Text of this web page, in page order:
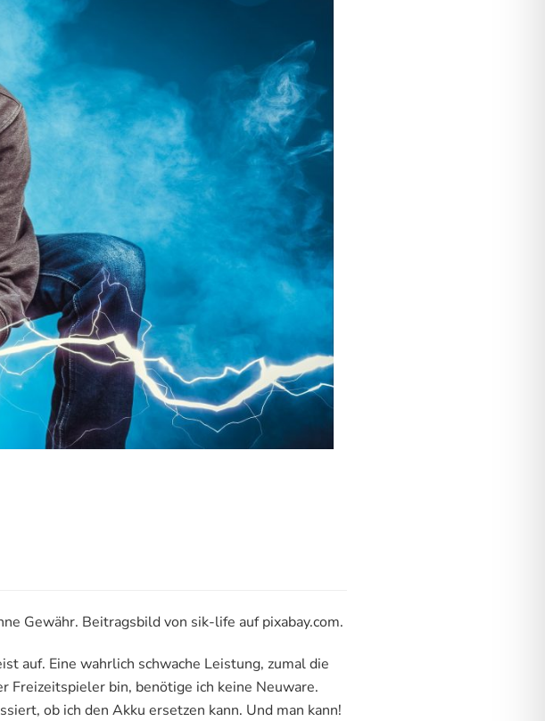
Gewähr. Beitragsbild von sik-life auf pixabay.com.
auf. Eine wahrlich schwache Leistung, zumal die
Freizeitspieler bin, benötige ich keine Neuware.
ob ich den Akku ersetzen kann. Und man kann!